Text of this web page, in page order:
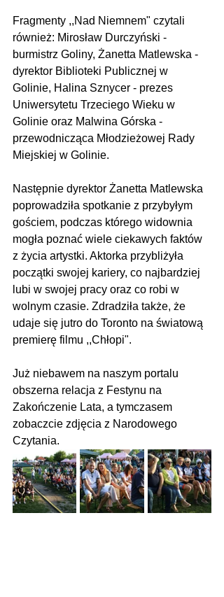
Fragmenty ,,Nad Niemnem" czytali
również: Mirosław Durczyński -
burmistrz Goliny, Żanetta Matlewska -
dyrektor Biblioteki Publicznej w
Golinie, Halina Sznycer - prezes
Uniwersytetu Trzeciego Wieku w
Golinie oraz Malwina Górska -
przewodnicząca Młodzieżowej Rady
Miejskiej w Golinie.
Następnie dyrektor Żanetta Matlewska
poprowadziła spotkanie z przybyłym
gościem, podczas którego widownia
mogła poznać wiele ciekawych faktów
z życia artystki. Aktorka przybliżyła
początki swojej kariery, co najbardziej
lubi w swojej pracy oraz co robi w
wolnym czasie. Zdradziła także, że
udaje się jutro do Toronto na światową
premierę filmu ,,Chłopi".
Już niebawem na naszym portalu
obszerna relacja z Festynu na
Zakończenie Lata, a tymczasem
zobaczcie zdjęcia z Narodowego
Czytania.